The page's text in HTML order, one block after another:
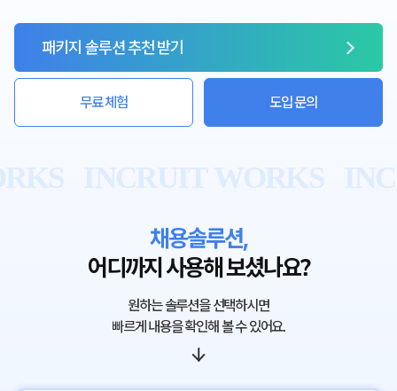
패키지 솔루션 추천 받기
무료 체험 도입 문의
채용솔루션,
어디까지 사용해 보셨나요?
원하는 솔루션을 선택하시면
빠르게 내용을 확인해 볼 수 있어요.